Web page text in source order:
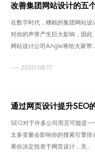
改善集团网站设计的五
在数字时代，糟糕的集团网站
对你的声誉产生巨大影响，因
网站设计公司Angle将给大家带...
—— 2020-08-17
通过网页设计提升SEO
SEO对于许多公司而言可能是
太多变量会影响你的搜索引擎
果你决定投资于网页设计，关...